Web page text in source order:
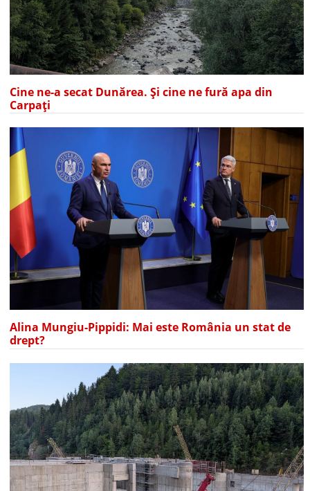
Cine ne-a secat Dunărea. Și cine ne fură apa din
Carpați
Alina Mungiu-Pippidi: Mai este România un stat de
drept?